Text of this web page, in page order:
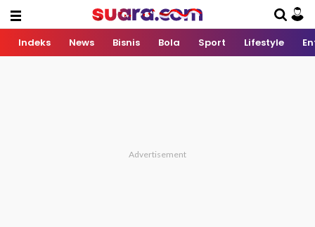
Indeks News Bisnis Bola Sport Lifestyle